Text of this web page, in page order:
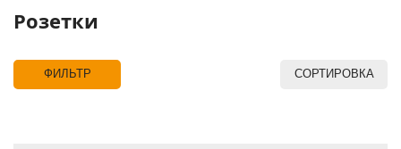
Розетки
ФИЛЬТР СОРТИРОВКА